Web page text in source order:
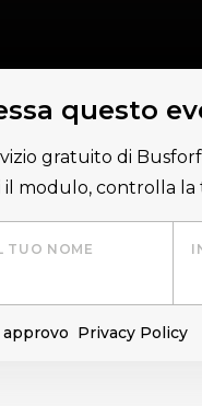
questo
gratuito di
il modulo, controlla
TUO NOME
Privacy Policy